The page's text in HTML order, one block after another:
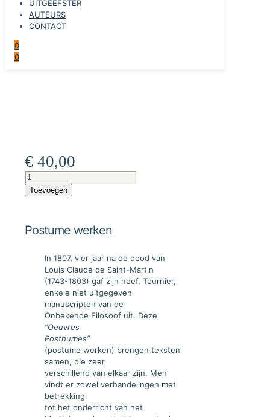
UITGEEFSTER
AUTEURS
CONTACT
0
0
€ 40,00
Postume
werken
aantal
Toevoegen
Postume werken
In 1807, vier jaar na de dood van
Louis Claude de Saint-Martin
(1743-1803) gaf zijn neef, Tournier,
enkele niet uitgegeven
manuscripten van de
Onbekende Filosoof uit. Deze
“Oeuvres
Posthumes”
(postume werken) brengen teksten
samen, die zeer
verschillend van elkaar zijn. Men
vindt er zowel verhandelingen met
betrekking
tot het onderricht van het